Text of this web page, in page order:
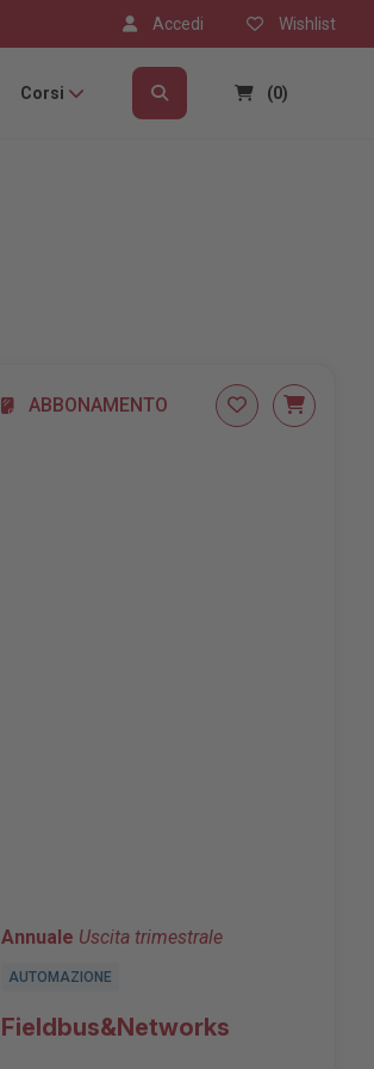
Accedi Wishlist
Corsi (0)
ABBONAMENTO
Annuale Uscita trimestrale
AUTOMAZIONE
Fieldbus&Networks